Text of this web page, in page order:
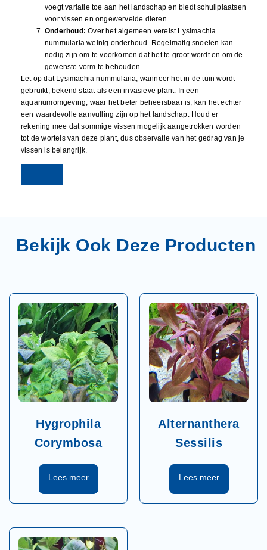
voegt variatie toe aan het landschap en biedt schuilplaatsen
voor vissen en ongewervelde dieren.
Onderhoud: Over het algemeen vereist Lysimachia
nummularia weinig onderhoud. Regelmatig snoeien kan
nodig zijn om te voorkomen dat het te groot wordt en om de
gewenste vorm te behouden.
Let op dat Lysimachia nummularia, wanneer het in de tuin wordt
gebruikt, bekend staat als een invasieve plant. In een
aquariumomgeving, waar het beter beheersbaar is, kan het echter
een waardevolle aanvulling zijn op het landschap. Houd er
rekening mee dat sommige vissen mogelijk aangetrokken worden
tot de wortels van deze plant, dus observatie van het gedrag van je
vissen is belangrijk.
Hygrophila
Corymbosa
Alternanthera
Sessilis